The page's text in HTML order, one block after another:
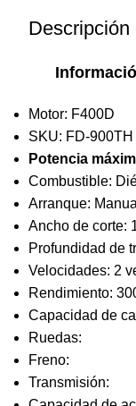
Descripción
Motor: F400D
SKU: FD-900TH
Potencia
Combustible:
Arranque: Manual
Ancho de corte:
Profundidad de
Velocidades: 2
Rendimiento:
Capacidad de
Ruedas:
Freno:
Transmisión: